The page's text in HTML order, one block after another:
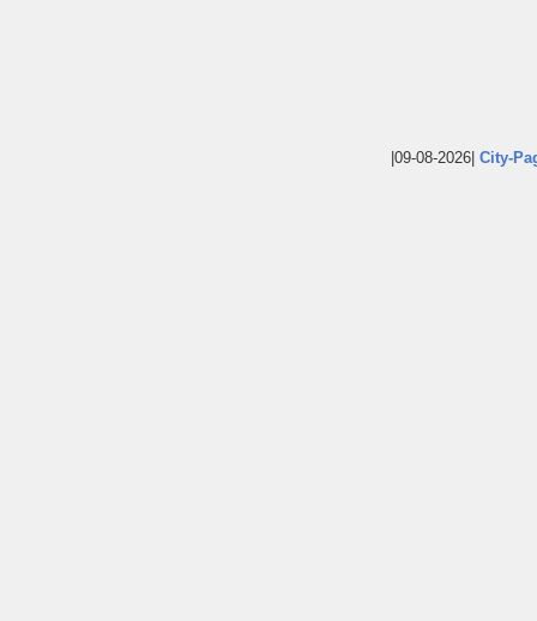
|09-08-2026| City-